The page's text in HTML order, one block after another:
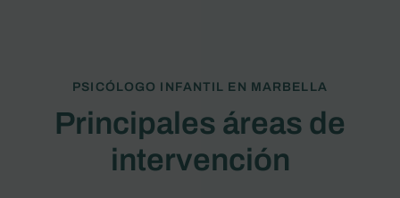
PSICÓLOGO INFANTIL EN MARBELLA
Principales áreas de
intervención